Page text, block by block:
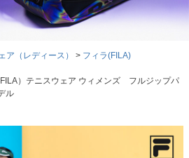
ア（レディース）
フィラ(FILA)
）テニスウェア ウィメンズ フルジップパ
ル